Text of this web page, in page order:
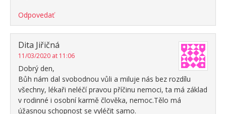
Odpovedať
Dita Jiřičná
11/03/2020 at 11:06
Dobrý den,
Bůh nám dal svobodnou vůli a miluje nás bez rozdílu
všechny, lékaři neléčí pravou příčinu nemoci, ta má základ
v rodinné i osobní karmě člověka, nemoc.Tělo má
úžasnou schopnost se vyléčit samo.